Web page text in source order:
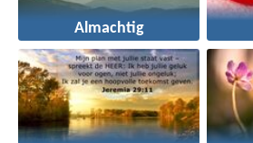
Almachtig